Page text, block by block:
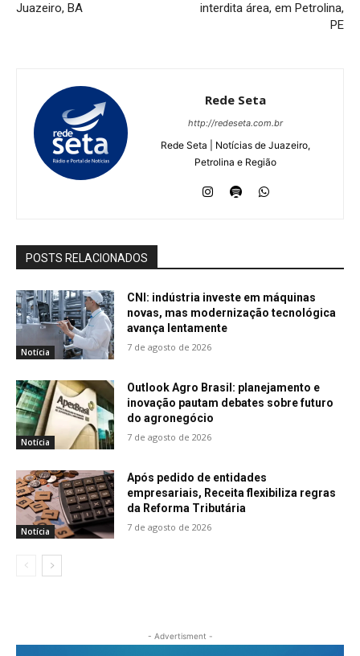
Juazeiro, BA
interdita área, em Petrolina,
PE
Rede Seta
http://redeseta.com.br
Rede Seta | Notícias de Juazeiro,
Petrolina e Região
POSTS RELACIONADOS
Notícia
CNI: indústria investe em máquinas
novas, mas modernização tecnológica
avança lentamente
7 de agosto de 2026
Notícia
Outlook Agro Brasil: planejamento e
inovação pautam debates sobre futuro
do agronegócio
7 de agosto de 2026
Notícia
Após pedido de entidades
empresariais, Receita flexibiliza regras
da Reforma Tributária
7 de agosto de 2026
- Advertisment -